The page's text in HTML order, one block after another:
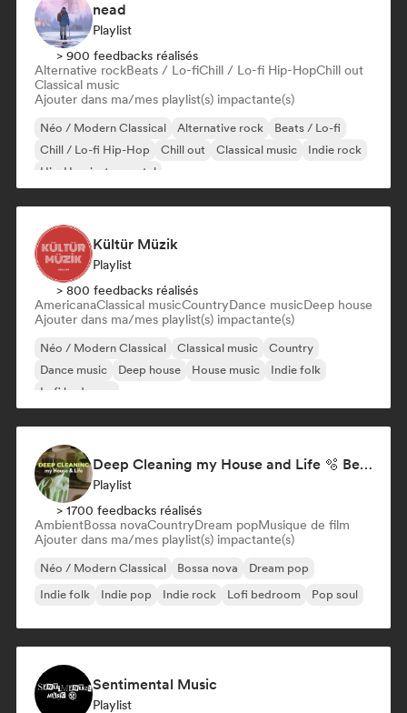
nead
Playlist
> 900 feedbacks réalisés
Alternative rockBeats / Lo-fiChill / Lo-fi Hip-HopChill out
Classical music
Ajouter dans ma/mes playlist(s) impactante(s)
Néo / Modern Classical Alternative rock
Beats / Lo-fi
Chill / Lo-fi Hip-Hop
Chill out Classical music
Indie rock
Hip-Hop instrumental
Kültür Müzik
Playlist
> 800 feedbacks réalisés
AmericanaClassical musicCountryDance musicDeep house
Ajouter dans ma/mes playlist(s) impactante(s)
Néo / Modern Classical Classical music
Country
Dance music
Deep house House music
Indie folk
Lofi bedroom
Deep Cleaning my House and Life 🫧 Bedroom Pop & Indie Pop
Playlist
> 1700 feedbacks réalisés
AmbientBossa novaCountryDream popMusique de film
Ajouter dans ma/mes playlist(s) impactante(s)
Néo / Modern Classical Bossa nova
Dream pop
Indie folk
Indie pop Indie rock Lofi bedroom Pop soul
Sentimental Music
Playlist